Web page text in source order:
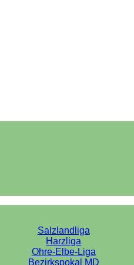
Salzlandliga
Harzliga
Ohre-Elbe-Liga
Bezirkspokal MD